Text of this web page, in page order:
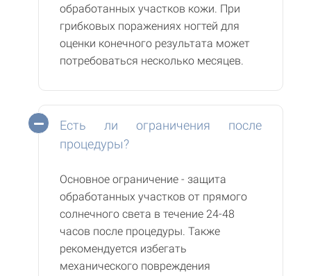
обработанных участков кожи. При
грибковых поражениях ногтей для
оценки конечного результата может
потребоваться несколько месяцев.
Есть ли ограничения после
процедуры?
Основное ограничение - защита
обработанных участков от прямого
солнечного света в течение 24-48
часов после процедуры. Также
рекомендуется избегать
механического повреждения